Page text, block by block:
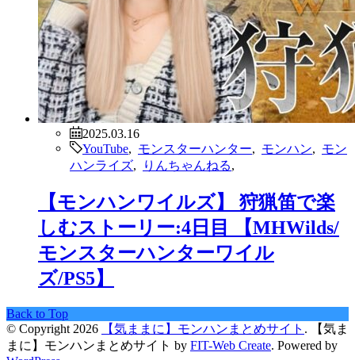
2025.03.16
YouTube
モンスターハンター モンハン
モン
ハンライズ
りんちゃんねる
【モンハンワイルズ】 狩猟笛で楽
しむストーリー:4日目 【MHWilds/
モンスターハンターワイル
ズ/PS5】
Back to Top
© Copyright 2026
【気ままに】モンハンまとめサイト .
【気ま
まに】モンハンまとめサイト by FIT-Web Create. Powered by